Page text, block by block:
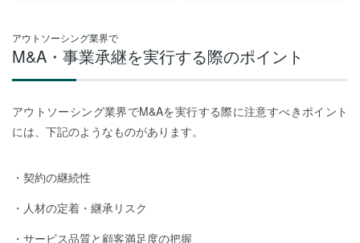
アウトソーシング業界で
M&A・事業承継を実行する際のポイント
アウトソーシング業界でM&Aを実行する際に注意すべきポイント
には、下記のようなものがあります。
契約の継続性
人材の定着・継承リスク
サービス品質と顧客満足度の把握